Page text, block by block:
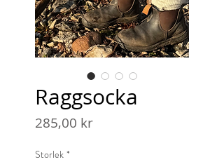
Raggsocka
285,00 krPris
Storlek *